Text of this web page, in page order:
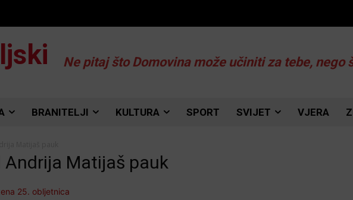
Ne pitaj što Domovina može učiniti za tebe, nego
BRANITELJI KULTURA SPORT SVIJET VJERA
Andrija Matijaš pauk